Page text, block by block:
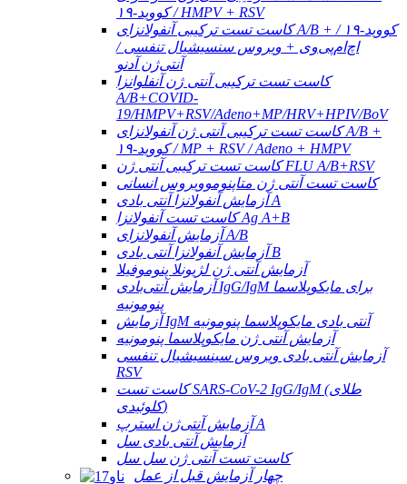
کووید-۱۹ / HMPV + RSV
کاست تست ترکیبی آنفولانزای A/B + کووید-۱۹ /
اچ‌ام‌پی‌وی + ویروس سنسیشیال تنفسی /
آنتی‌ژن آدنو
کاست تست ترکیبی آنتی ژن آنفلوانزا
A/B+COVID-
19/HMPV+RSV/Adeno+MP/HRV+HPIV/BoV
کاست تست ترکیبی آنتی ژن آنفولانزای A/B +
کووید-۱۹ / MP + RSV / Adeno + HMPV
کاست تست ترکیبی آنتی ژن FLU A/B+RSV
کاست تست آنتی ژن متاپنوموویروس انسانی
آزمایش آنفولانزا آنتی بادی A
کاست تست آنفولانزا Ag A+B
آزمایش آنفولانزای A/B
آزمایش آنفولانزا آنتی بادی B
آزمایش آنتی ژن لژیونلا پنوموفیلا
آزمایش آنتی‌بادی IgG/IgM برای مایکوپلاسما
پنومونیه
آزمایش IgM آنتی بادی مایکوپلاسما پنومونیه
آزمایش آنتی ژن مایکوپلاسما پنومونیه
آزمایش آنتی بادی ویروس سینسیشیال تنفسی
RSV
کاست تست SARS-CoV-2 IgG/IgM (طلای
کلوئیدی)
آزمایش آنتی‌ژن استرپ A
آزمایش آنتی بادی سل
کاست تست آنتی ژن سل سل
چهار آزمایش قبل از عمل